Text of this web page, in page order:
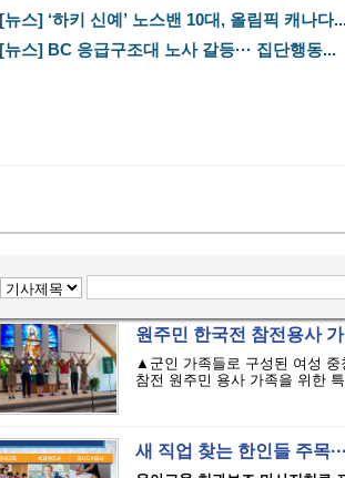
[뉴스] ‘하키 신예’ 노스밴 10대, 올림픽 캐나다
[뉴스] BC 응급구조대 노사 갈등··· 집단행동...
원주민 한국전 참전용사
▲군인 가족들로 구성된 여성 중
참전 원주민 용사 가족을 위한
새 직업 찾는 한인들 주목